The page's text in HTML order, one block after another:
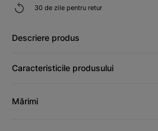
30 de zile pentru retur
Descriere produs
Caracteristicile produsului
Mărimi